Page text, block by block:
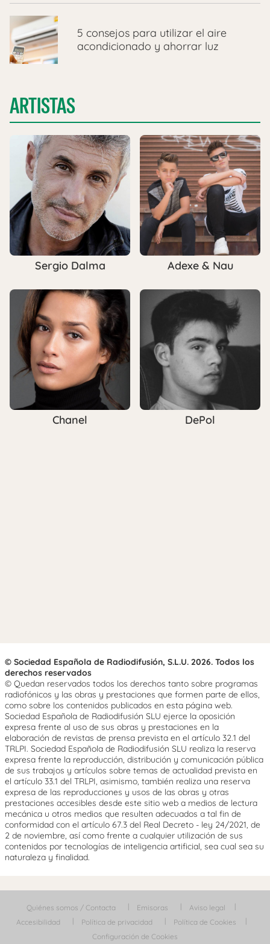
5 consejos para utilizar el aire
acondicionado y ahorrar luz
ARTISTAS
Sergio Dalma Adexe & Nau
Chanel DePol
© Sociedad Española de Radiodifusión, S.L.U. 2026. Todos los
derechos reservados
© Quedan reservados todos los derechos tanto sobre programas
radiofónicos y las obras y prestaciones que formen parte de ellos,
como sobre los contenidos publicados en esta página web.
Sociedad Española de Radiodifusión SLU ejerce la oposición
expresa frente al uso de sus obras y prestaciones en la
elaboración de revistas de prensa prevista en el artículo 32.1 del
TRLPI. Sociedad Española de Radiodifusión SLU realiza la reserva
expresa frente la reproducción, distribución y comunicación pública
de sus trabajos y artículos sobre temas de actualidad prevista en
el artículo 33.1 del TRLPI, asimismo, también realiza una reserva
expresa de las reproducciones y usos de las obras y otras
prestaciones accesibles desde este sitio web a medios de lectura
mecánica u otros medios que resulten adecuados a tal fin de
conformidad con el artículo 67.3 del Real Decreto - ley 24/2021, de
2 de noviembre, así como frente a cualquier utilización de sus
contenidos por tecnologías de inteligencia artificial, sea cual sea su
naturaleza y finalidad.
Quiénes somos / Contacta Emisoras
Aviso legal
Accesibilidad
Política de privacidad
Política de Cookies
Configuración de Cookies